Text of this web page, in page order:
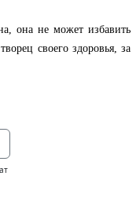
она не может избавить
своего здоровья, за